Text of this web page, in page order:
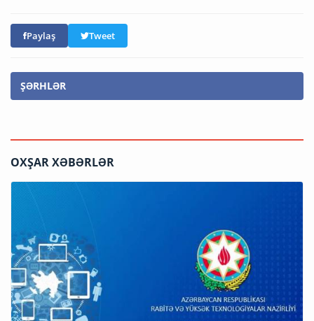
Paylaş Tweet
ŞƏRHLƏR
OXŞAR XƏBƏRLƏR